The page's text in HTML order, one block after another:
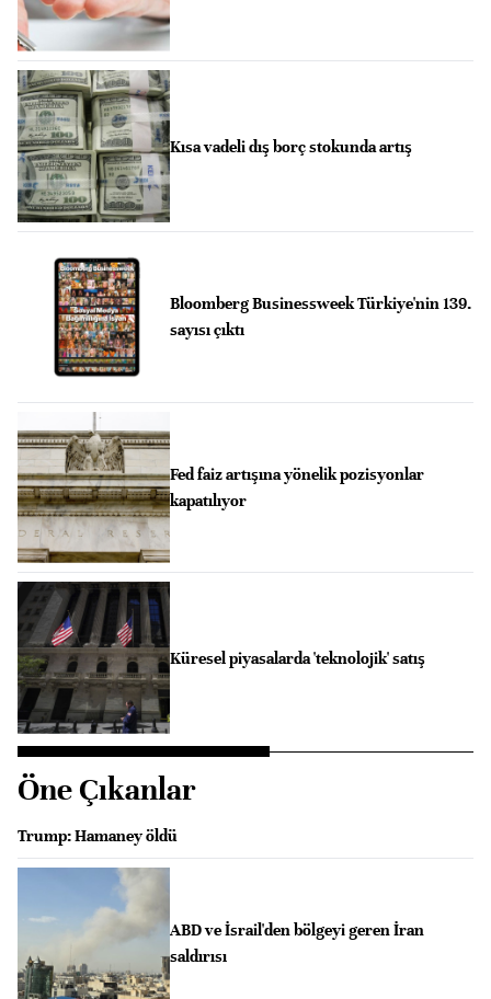
Kısa vadeli dış borç stokunda artış
Bloomberg Businessweek Türkiye'nin 139.
sayısı çıktı
Fed faiz artışına yönelik pozisyonlar
kapatılıyor
Küresel piyasalarda 'teknolojik' satış
Öne Çıkanlar
Trump: Hamaney öldü
ABD ve İsrail'den bölgeyi geren İran
saldırısı